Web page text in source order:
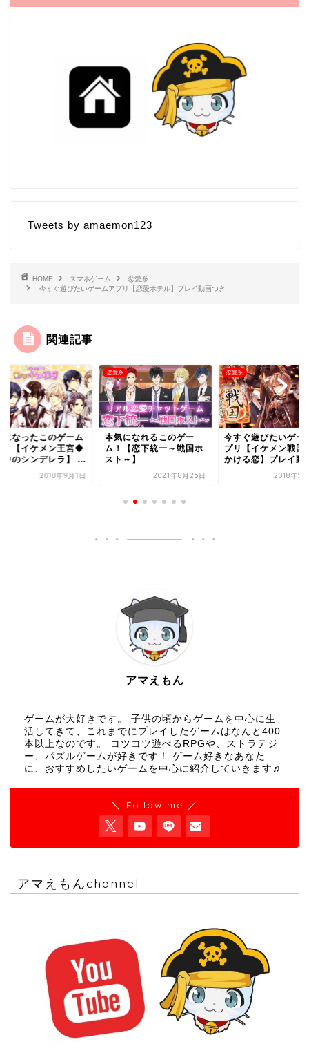
Tweets by amaemon123
HOME スマホゲーム
恋愛系
今すぐ遊びたいゲームアプリ【恋愛ホテル】プレイ動画つき
関連記事
になったこのゲーム
リ【イケメン王宮◆
中のシンデレラ】 ...
2018年9月1日
恋愛系
本気になれるこのゲー
ム！【恋下統一～戦国ホ
スト～】
2021年8月25日
恋愛系
今すぐ遊びたいゲー
プリ【イケメン戦国
かける恋】プレイ動
2018年5
アマえもん
ゲームが大好きです。 子供の頃からゲームを中心に生
活してきて、これまでにプレイしたゲームはなんと400
本以上なのです。 コツコツ遊べるRPGや、ストラテジ
ー、パズルゲームが好きです！ ゲーム好きなあなた
に、おすすめしたいゲームを中心に紹介していきます♬
＼ Follow me ／
アマえもんchannel